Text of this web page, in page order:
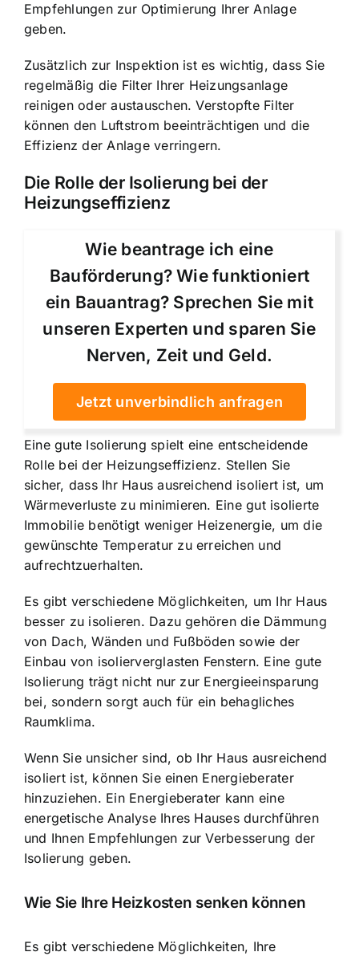
Empfehlungen zur Optimierung Ihrer Anlage
geben.
Zusätzlich zur Inspektion ist es wichtig, dass Sie
regelmäßig die Filter Ihrer Heizungsanlage
reinigen oder austauschen. Verstopfte Filter
können den Luftstrom beeinträchtigen und die
Effizienz der Anlage verringern.
Die Rolle der Isolierung bei der
Heizungseffizienz
Wie beantrage ich eine
Bauförderung? Wie funktioniert
ein Bauantrag? Sprechen Sie mit
unseren Experten und sparen Sie
Nerven, Zeit und Geld.
Jetzt unverbindlich anfragen
Eine gute Isolierung spielt eine entscheidende
Rolle bei der Heizungseffizienz. Stellen Sie
sicher, dass Ihr Haus ausreichend isoliert ist, um
Wärmeverluste zu minimieren. Eine gut isolierte
Immobilie benötigt weniger Heizenergie, um die
gewünschte Temperatur zu erreichen und
aufrechtzuerhalten.
Es gibt verschiedene Möglichkeiten, um Ihr Haus
besser zu isolieren. Dazu gehören die Dämmung
von Dach, Wänden und Fußböden sowie der
Einbau von isolierverglasten Fenstern. Eine gute
Isolierung trägt nicht nur zur Energieeinsparung
bei, sondern sorgt auch für ein behagliches
Raumklima.
Wenn Sie unsicher sind, ob Ihr Haus ausreichend
isoliert ist, können Sie einen Energieberater
hinzuziehen. Ein Energieberater kann eine
energetische Analyse Ihres Hauses durchführen
und Ihnen Empfehlungen zur Verbesserung der
Isolierung geben.
Wie Sie Ihre Heizkosten senken können
Es gibt verschiedene Möglichkeiten, Ihre